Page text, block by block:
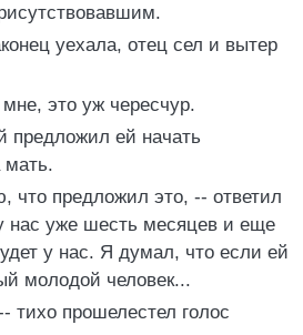
уехала, отец сел и вытер
это уж чересчур.
предложил ей начать
мать.
что предложил это, -- ответил
нас уже шесть месяцев и еще
у нас. Я думал, что если ей
молодой человек...
тихо прошелестел голос